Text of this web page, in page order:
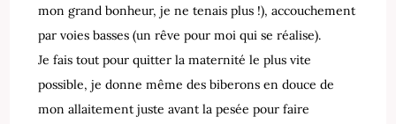
mon grand bonheur, je ne tenais plus !), accouchement
par voies basses (un rêve pour moi qui se réalise).
Je fais tout pour quitter la maternité le plus vite
possible, je donne même des biberons en douce de
mon allaitement juste avant la pesée pour faire